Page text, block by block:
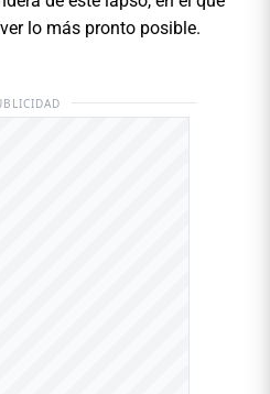
lo más pronto posible.